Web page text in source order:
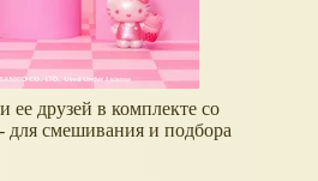
друзей в комплекте со
для смешивания и подбора